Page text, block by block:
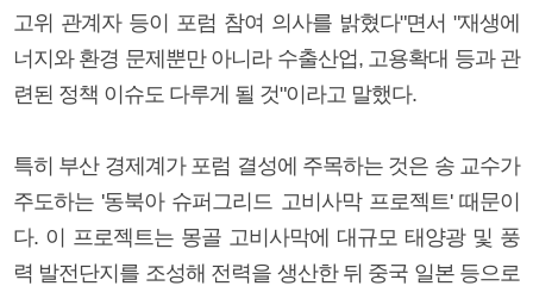
고위 관계자 등이 포럼 참여 의사를 밝혔다"면서 "재생에
너지와 환경 문제뿐만 아니라 수출산업, 고용확대 등과 관
련된 정책 이슈도 다루게 될 것"이라고 말했다.
특히 부산 경제계가 포럼 결성에 주목하는 것은 송 교수가
주도하는 '동북아 슈퍼그리드 고비사막 프로젝트' 때문이
다. 이 프로젝트는 몽골 고비사막에 대규모 태양광 및 풍
력 발전단지를 조성해 전력을 생산한 뒤 중국 일본 등으로